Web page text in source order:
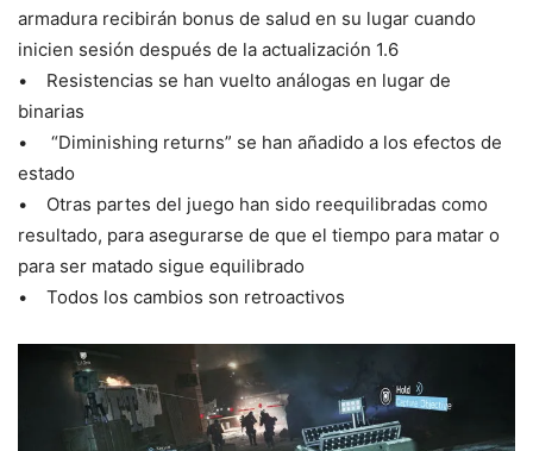
armadura recibirán bonus de salud en su lugar cuando
inicien sesión después de la actualización 1.6
• Resistencias se han vuelto análogas en lugar de
binarias
• “Diminishing returns” se han añadido a los efectos de
estado
• Otras partes del juego han sido reequilibradas como
resultado, para asegurarse de que el tiempo para matar o
para ser matado sigue equilibrado
• Todos los cambios son retroactivos